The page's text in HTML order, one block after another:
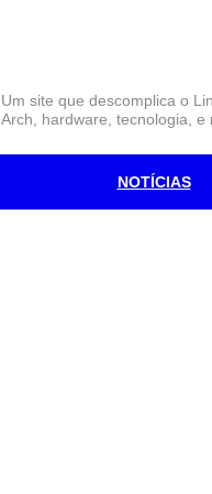
Um site que descomplica o
Arch, hardware, tecnologia, e
NOTÍCIAS